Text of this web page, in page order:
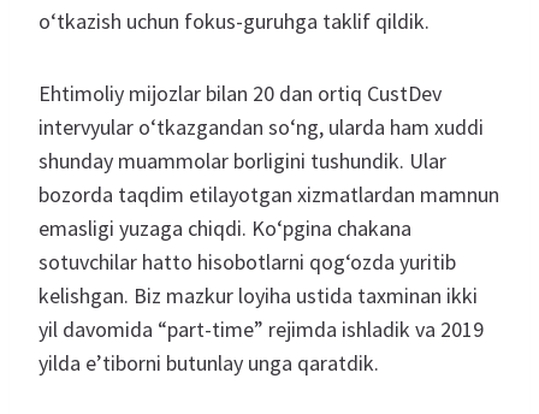
o‘tkazish uchun fokus-guruhga taklif qildik.
Ehtimoliy mijozlar bilan 20 dan ortiq CustDev
intervyular o‘tkazgandan so‘ng, ularda ham xuddi
shunday muammolar borligini tushundik. Ular
bozorda taqdim etilayotgan xizmatlardan mamnun
emasligi yuzaga chiqdi. Ko‘pgina chakana
sotuvchilar hatto hisobotlarni qog‘ozda yuritib
kelishgan. Biz mazkur loyiha ustida taxminan ikki
yil davomida “part-time” rejimda ishladik va 2019
yilda e’tiborni butunlay unga qaratdik.